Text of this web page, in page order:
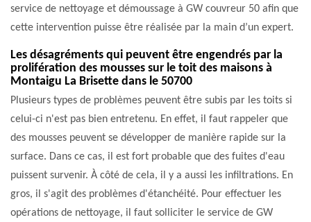
service de nettoyage et démoussage à GW couvreur 50 afin que
cette intervention puisse être réalisée par la main d’un expert.
Les désagréments qui peuvent être engendrés par la
prolifération des mousses sur le toit des maisons à
Montaigu La Brisette dans le 50700
Plusieurs types de problèmes peuvent être subis par les toits si
celui-ci n'est pas bien entretenu. En effet, il faut rappeler que
des mousses peuvent se développer de manière rapide sur la
surface. Dans ce cas, il est fort probable que des fuites d'eau
puissent survenir. À côté de cela, il y a aussi les infiltrations. En
gros, il s'agit des problèmes d'étanchéité. Pour effectuer les
opérations de nettoyage, il faut solliciter le service de GW